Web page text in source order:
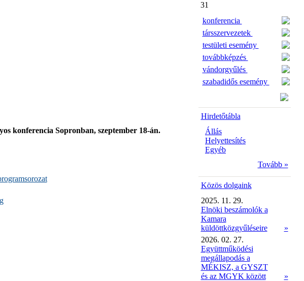
konferencia Sopronban, szeptember 18-án.
31
konferencia
társszervezetek
testületi esemény
továbbképzés
vándorgyűlés
szabadidős esemény
Hirdetőtábla
Állás
Helyettesítés
Egyéb
Tovább »
Közös dolgaink
2025. 11. 29.
Elnöki beszámolók a
Kamara
küldöttközgyűléseire
»
2026. 02. 27.
Együttműködési
megállapodás a
MÉKISZ, a GYSZT
és az MGYK között
»